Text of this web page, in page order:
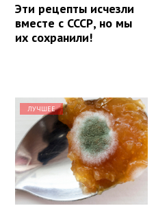
Эти рецепты исчезли
вместе с СССР, но мы
их сохранили!
ЛУЧШЕЕ